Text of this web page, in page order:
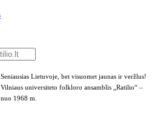
Seniausias Lietuvoje, bet visuomet jaunas ir veržlus!
Vilniaus universiteto folkloro ansamblis „Ratilio“ –
nuo 1968 m.